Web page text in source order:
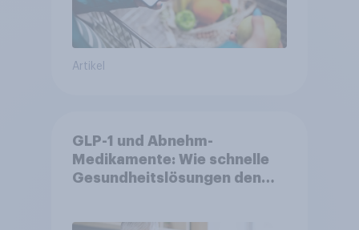
Artikel
GLP-1 und Abnehm-
Medikamente: Wie schnelle
Gesundheitslösungen den